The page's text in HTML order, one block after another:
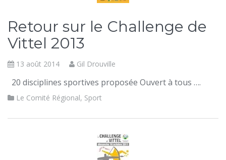
Retour sur le Challenge de
Vittel 2013
13 août 2014 Gil Drouville
20 disciplines sportives proposée Ouvert à tous ….
Le Comité Régional, Sport